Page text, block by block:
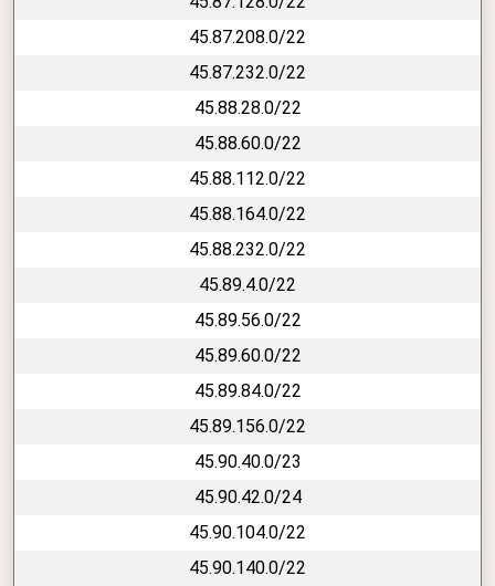
45.87.208.0/22
45.87.232.0/22
45.88.28.0/22
45.88.60.0/22
45.88.112.0/22
45.88.164.0/22
45.88.232.0/22
45.89.4.0/22
45.89.56.0/22
45.89.60.0/22
45.89.84.0/22
45.89.156.0/22
45.90.40.0/23
45.90.42.0/24
45.90.104.0/22
45.90.140.0/22